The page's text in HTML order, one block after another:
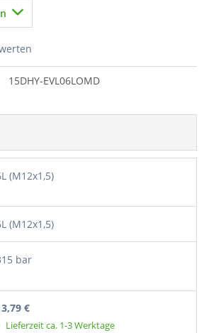
15DHY-EVL06LOMD
(M12x1,5)
(M12x1,5)
bar
€
Lieferzeit ca. 1-3 Werktage